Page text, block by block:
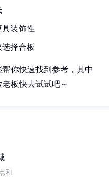
具装饰性
选择合板
你快速找到参考，其中
板快去试试吧～
和